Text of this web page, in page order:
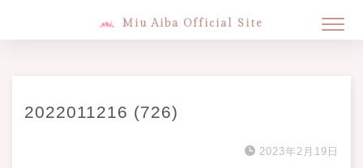
Miu Aiba Official Site
2022011216 (726)
2023年2月19日